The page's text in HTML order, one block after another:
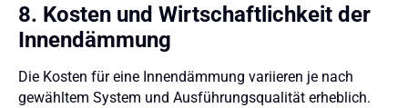
8. Kosten und Wirtschaftlichkeit der
Innendämmung
Die Kosten für eine Innendämmung variieren je nach
gewähltem System und Ausführungsqualität erheblich.